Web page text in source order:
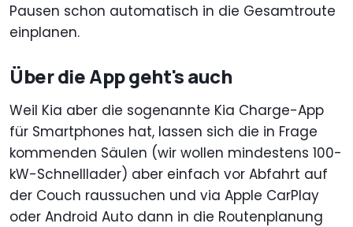
Pausen schon automatisch in die Gesamtroute
einplanen.
Über die App geht's auch
Weil Kia aber die sogenannte Kia Charge-App
für Smartphones hat, lassen sich die in Frage
kommenden Säulen (wir wollen mindestens 100-
kW-Schnelllader) aber einfach vor Abfahrt auf
der Couch raussuchen und via Apple CarPlay
oder Android Auto dann in die Routenplanung